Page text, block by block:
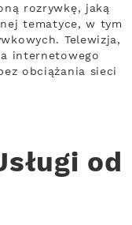
rozrywkę, jaką
tematyce, w tym
Telewizja,
internetowego
obciążania sieci
od